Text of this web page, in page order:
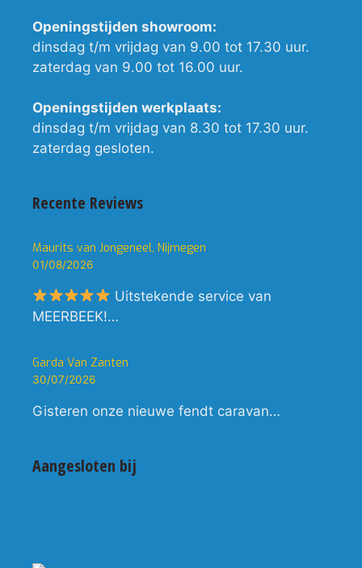
Openingstijden showroom:
dinsdag t/m vrijdag van 9.00 tot 17.30 uur.
zaterdag van 9.00 tot 16.00 uur.
Openingstijden werkplaats:
dinsdag t/m vrijdag van 8.30 tot 17.30 uur.
zaterdag gesloten.
Recente Reviews
Maurits van Jongeneel, Nijmegen
01/08/2026
Uitstekende service van
MEERBEEK!…
Garda Van Zanten
30/07/2026
Gisteren onze nieuwe fendt caravan…
Aangesloten bij